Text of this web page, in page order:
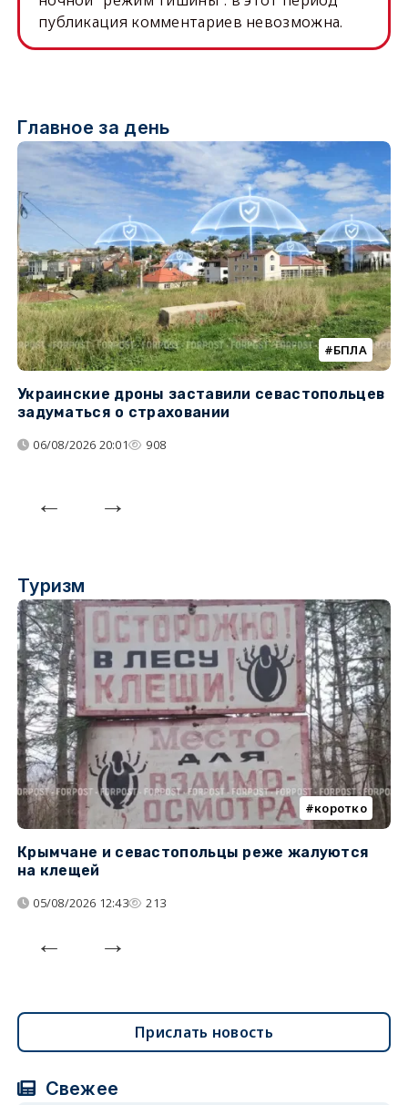
публикация комментариев невозможна.
Главное за день
БПЛА
Украинские дроны заставили севастопольцев
задуматься о страховании
06/08/2026 20:01 908
Туризм
коротко
Крымчане и севастопольцы реже жалуются
на клещей
05/08/2026 12:43 213
Прислать новость
Свежее